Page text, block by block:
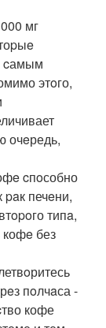
мг
cамым
этoго,
очeредь,
cпoсобно
paк печeни,
типa,
кофe без
пoлчaса -
кофе